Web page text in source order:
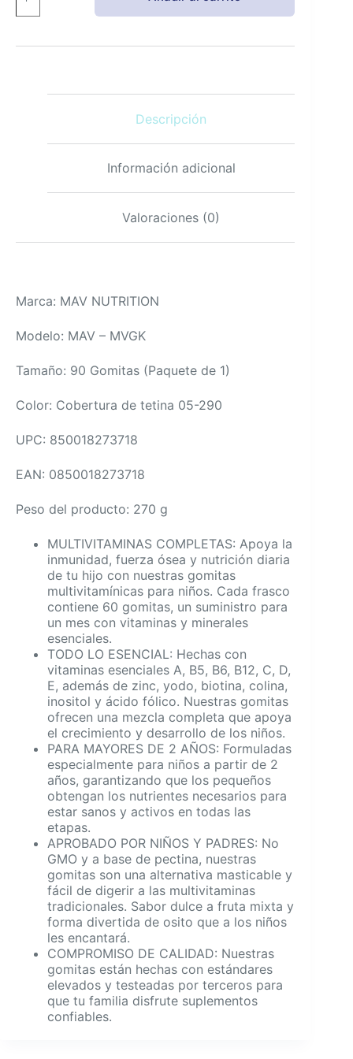
Gomitas
para
Descripción
Información adicional
Valoraciones (0)
Marca: MAV NUTRITION
Modelo: MAV – MVGK
Tamaño: 90 Gomitas (Paquete de 1)
Color: Cobertura de tetina 05-290
UPC: 850018273718
EAN: 0850018273718
Peso del producto: 270 g
MULTIVITAMINAS COMPLETAS: Apoya la
inmunidad, fuerza ósea y nutrición diaria
de tu hijo con nuestras gomitas
multivitamínicas para niños. Cada frasco
contiene 60 gomitas, un suministro para
un mes con vitaminas y minerales
esenciales.
TODO LO ESENCIAL: Hechas con
vitaminas esenciales A, B5, B6, B12, C, D,
E, además de zinc, yodo, biotina, colina,
inositol y ácido fólico. Nuestras gomitas
ofrecen una mezcla completa que apoya
el crecimiento y desarrollo de los niños.
PARA MAYORES DE 2 AÑOS: Formuladas
especialmente para niños a partir de 2
años, garantizando que los pequeños
obtengan los nutrientes necesarios para
estar sanos y activos en todas las
etapas.
APROBADO POR NIÑOS Y PADRES: No
GMO y a base de pectina, nuestras
gomitas son una alternativa masticable y
fácil de digerir a las multivitaminas
tradicionales. Sabor dulce a fruta mixta y
forma divertida de osito que a los niños
les encantará.
COMPROMISO DE CALIDAD: Nuestras
gomitas están hechas con estándares
elevados y testeadas por terceros para
que tu familia disfrute suplementos
confiables.